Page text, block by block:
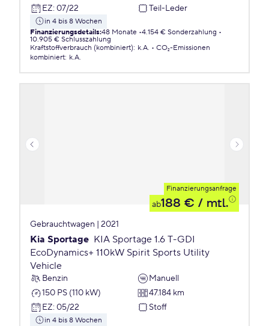
EZ: 07/22 Teil-Leder
in 4 bis 8 Wochen
Finanzierungsdetails:48 Monate 4.154 € Sonderzahlung
10.905 € Schlusszahlung
Kraftstoffverbrauch (kombiniert): k.A.
CO₂-Emissionen
kombiniert: k.A.
Finanzierungsanfrage
ab188 € / mtl.
Gebrauchtwagen | 2021
Kia Sportage KIA Sportage 1.6 T-GDI
EcoDynamics+ 110kW Spirit Sports Utility
Vehicle
Benzin
Manuell
150 PS (110 kW)
47.184 km
EZ: 05/22 Stoff
in 4 bis 8 Wochen